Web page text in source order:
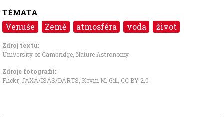
TÉMATA
Venuše Země atmosféra voda život
Zdroj textu:
University of Cambridge Nature Astronomy
Zdroje fotografii:
Flickr, JAXA/ISAS/DARTS, Kevin M. Gill CC BY 2.0